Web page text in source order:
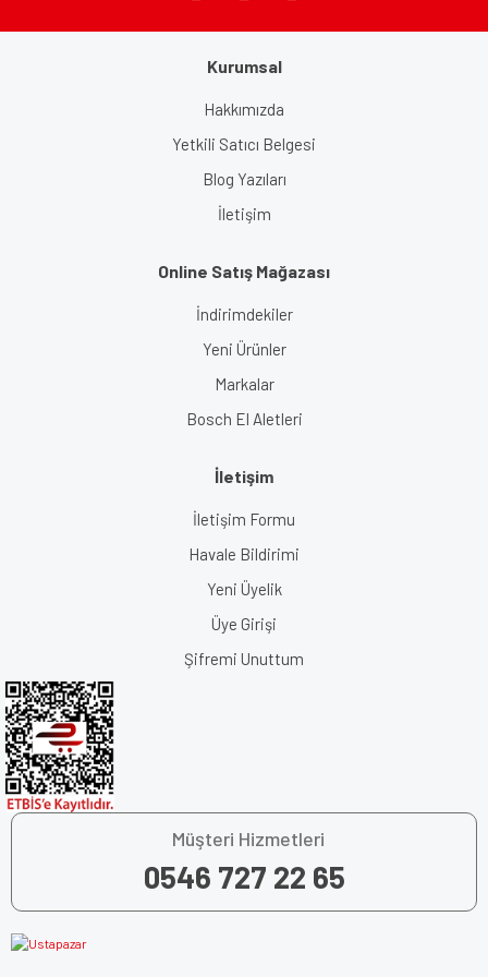
Kurumsal
Hakkımızda
Yetkili Satıcı Belgesi
Blog Yazıları
İletişim
Online Satış Mağazası
İndirimdekiler
Yeni Ürünler
Markalar
Bosch El Aletleri
İletişim
İletişim Formu
Havale Bildirimi
Yeni Üyelik
Üye Girişi
Şifremi Unuttum
Müşteri Hizmetleri
0546 727 22 65